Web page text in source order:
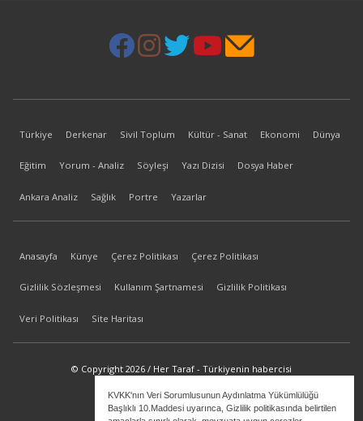
KVKK'nın Veri Sorumlusunun Aydınlatma Yükümlülüğü
Başlıklı 10.Maddesi uyarınca, Gizlilik politikasında belirtilen
Türkiye Derkenar Sivil Toplum Kültür - Sanat Ekonomi Dünya
Eğitim Yorum - Analiz Söyleşi Yazı Dizisi Dosya Haber
Ankara Analiz Sağlık Portre Yazarlar
Anasayfa Künye Çerez Politikası Çerez Politikası
Gizlilik Sözleşmesi Kullanım Şartnamesi Gizlilik Politikası
Veri Politikası Site Haritası
© Copyright 2026 / Her Taraf - Türkiyenin habercisi
bilgi@hertaraf.com